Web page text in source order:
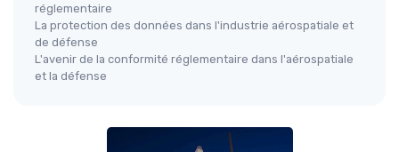
réglementaire
La protection des données dans l'industrie aérospatiale et
de défense
L'avenir de la conformité réglementaire dans l'aérospatiale
et la défense